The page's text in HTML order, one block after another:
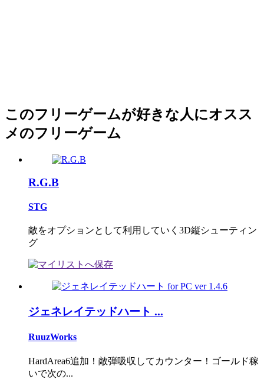
このフリーゲームが好きな人にオスス
メのフリーゲーム
R.G.B
STG
敵をオプションとして利用していく3D縦シューティン
グ
ジェネレイテッドハート ...
RuuzWorks
HardArea6追加！敵弾吸収してカウンター！ゴールド稼
いで次の...